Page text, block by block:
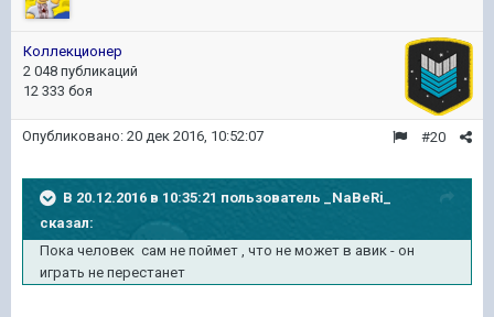
Коллекционер
2 048 публикаций
12 333 боя
#20
Опубликовано: 20 дек 2016, 10:52:07
В 20.12.2016 в 10:35:21 пользователь _NaBeRi_
сказал:
Пока человек сам не поймет , что не может в авик - он
играть не перестанет